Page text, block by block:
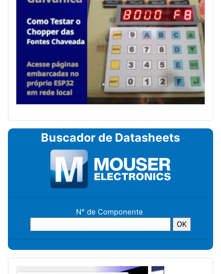
Buscador de Datasheets
N° de Componente